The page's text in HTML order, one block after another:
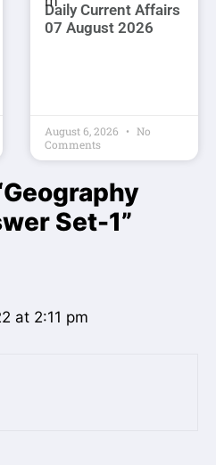
Daily Current Affairs
07 August 2026
August 6, 2026
No
Comments
Set-1”
at 2:11 pm